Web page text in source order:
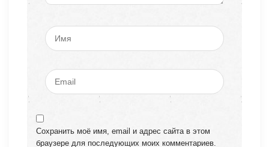
Сохранить моё имя, email и адрес сайта в этом
браузере для последующих моих комментариев.